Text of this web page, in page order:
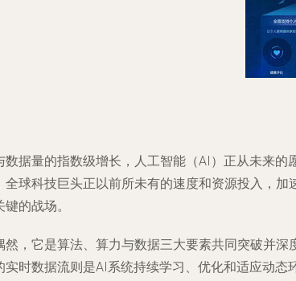
据量的指数级增长，人工智能（AI）正从未来
球科技巨头正以前所未有的速度和资源投入，加
的战场。
然，它是算法、算力与数据三大要素共同突破并
实时数据流则是AI系统持续学习、优化和适应动